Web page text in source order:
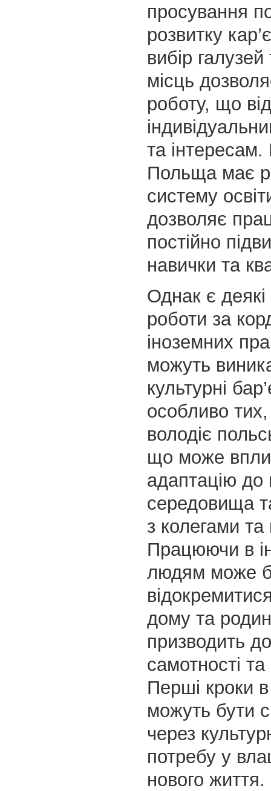
просування
розвитку
вибір
місць
роботу, що
та інтересам.
Польща має
систему
дозволяє
постійно
навички та
Однак є деякі
роботи за
іноземних
можуть
культурні
особливо
володіє
що може
адаптацію до
середовища
з колегами та
Працюючи в
людям може
дому та
призводить
самотності та
Перші кроки в
можуть бути
через
потребу у
нового